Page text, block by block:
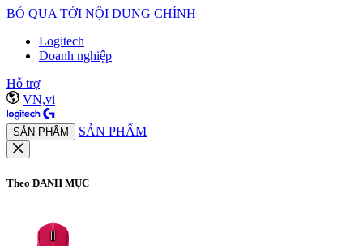
BỎ QUA TỚI NỘI DUNG CHÍNH
Logitech
Doanh nghiệp
Hỗ trợ
VN,vi
SẢN PHẨM SẢN PHẨM
Theo DANH MỤC